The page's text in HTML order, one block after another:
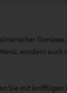
sondern auch
Sie mit kniffligen